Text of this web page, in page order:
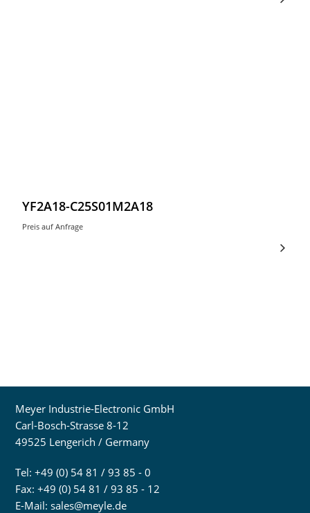
YF2A18-C25S01M2A18
Preis auf Anfrage
Meyer Industrie-Electronic GmbH
Carl-Bosch-Strasse 8-12
49525 Lengerich / Germany
Tel: +49 (0) 54 81 / 93 85 - 0
Fax: +49 (0) 54 81 / 93 85 - 12
E-Mail:sales@meyle.de